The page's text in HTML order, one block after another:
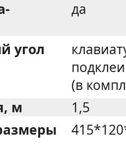
да
угол
(в
м
1,5